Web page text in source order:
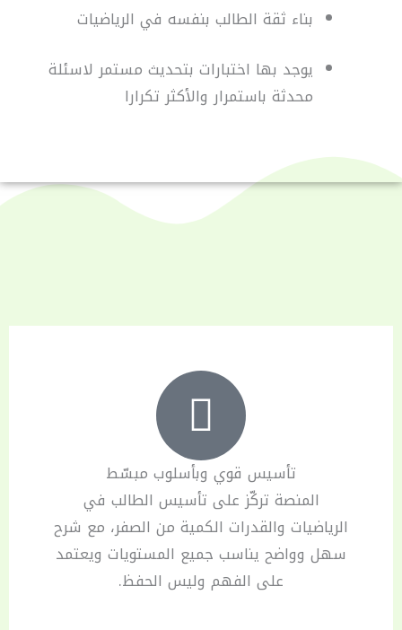
بناء ثقة الطالب بنفسه في الرياضيات
يوجد بها اختبارات بتحديث مستمر لاسئلة
محدثة باستمرار والأكثر تكرارا
تأسيس قوي وبأسلوب مبسّط
المنصة تركّز على تأسيس الطالب في
الرياضيات والقدرات الكمية من الصفر، مع شرح
سهل وواضح يناسب جميع المستويات ويعتمد
على الفهم وليس الحفظ.